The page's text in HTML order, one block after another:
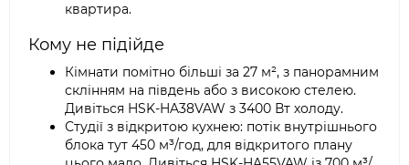
квартира.
Кому не підійде
Кімнати помітно більші за 27 м², з панорамним
склінням на південь або з високою стелею.
Дивіться HSK-HA38VAW з 3400 Вт холоду.
Студії з відкритою кухнею: потік внутрішнього
блока тут 450 м³/год, для відкритого плану